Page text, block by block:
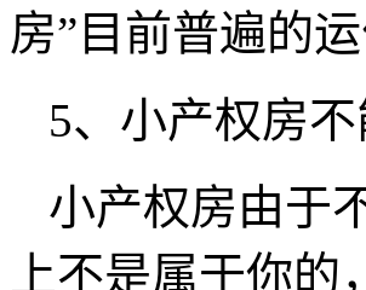
房”目前普遍的
5、小产权房
小产权房由于
上不是属于你